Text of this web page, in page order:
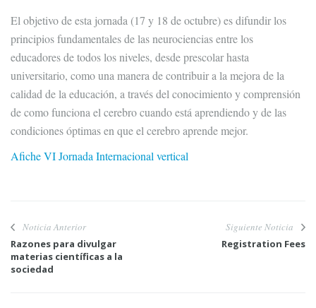
El objetivo de esta jornada (17 y 18 de octubre) es difundir los
principios fundamentales de las neurociencias entre los
educadores de todos los niveles, desde prescolar hasta
universitario, como una manera de contribuir a la mejora de la
calidad de la educación, a través del conocimiento y comprensión
de como funciona el cerebro cuando está aprendiendo y de las
condiciones óptimas en que el cerebro aprende mejor.
Afiche VI Jornada Internacional vertical
Noticia Anterior
Razones para divulgar
materias científicas a la
sociedad
Siguiente Noticia
Registration Fees